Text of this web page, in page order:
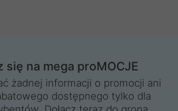
się na mega proMOCJE
żadnej informacji o promocji ani
dostępnego tylko dla